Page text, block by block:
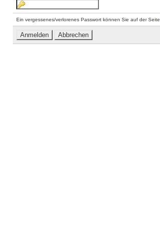
Ein vergessenes/verlorenes Passwort können Sie auf der Seite